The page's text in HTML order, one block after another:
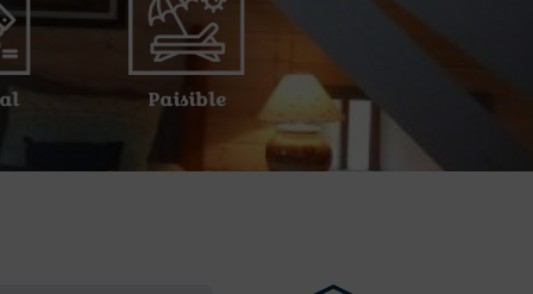
Paisible